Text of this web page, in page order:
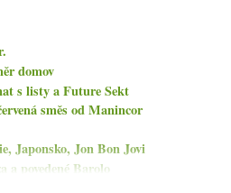
domov
s listy a Future Sekt
směs od Manincor
Japonsko, Jon Bon Jovi
a povedené Barolo
Garlider